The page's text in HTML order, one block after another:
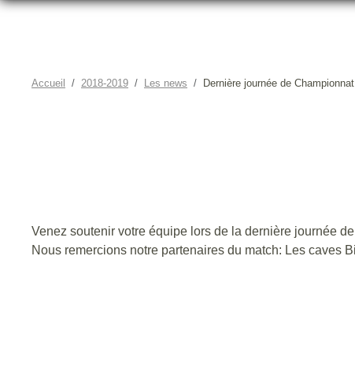
Accueil 2018-2019 Les news Dernière journée de
Venez soutenir votre équipe lors de la dernière journée
Nous remercions notre partenaires du match: Les caves